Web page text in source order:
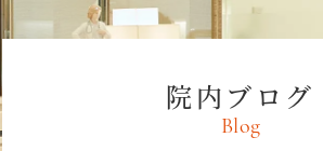
院内ブログ
Blog